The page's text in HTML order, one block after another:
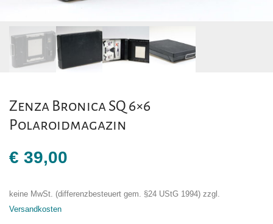
Zenza Bronica SQ 6×6
Polaroidmagazin
€ 39,00
keine MwSt. (differenzbesteuert gem. §24 UStG 1994) zzgl.
Versandkosten